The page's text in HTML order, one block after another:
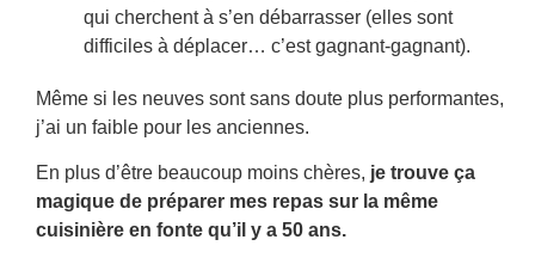
qui cherchent à s’en débarrasser (elles sont
difficiles à déplacer… c’est gagnant-gagnant).
Même si les neuves sont sans doute plus performantes,
j’ai un faible pour les anciennes.
En plus d’être beaucoup moins chères, je trouve ça
magique de préparer mes repas sur la même
cuisinière en fonte qu’il y a 50 ans.